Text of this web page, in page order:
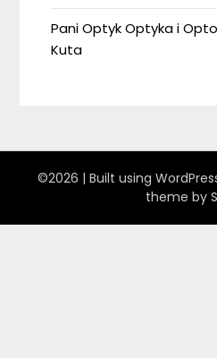
Pani Optyk Optyka i
Kuta
©2026 | Built using
theme by